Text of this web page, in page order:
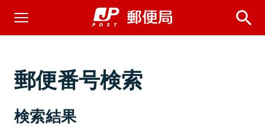
郵便番号検索
検索結果